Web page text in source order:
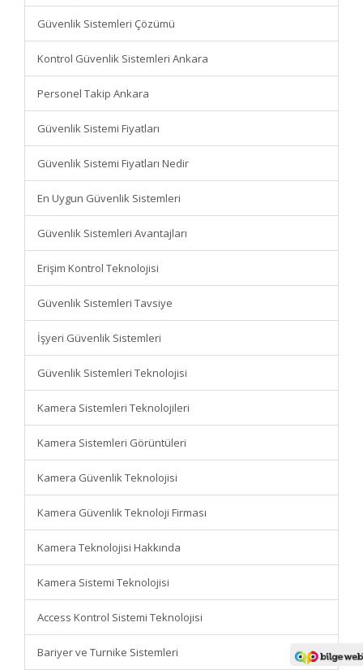
Güvenlik Sistemleri Çözümü
Kontrol Güvenlik Sistemleri Ankara
Personel Takip Ankara
Güvenlik Sistemi Fiyatları
Güvenlik Sistemi Fiyatları Nedir
En Uygun Güvenlik Sistemleri
Güvenlik Sistemleri Avantajları
Erişim Kontrol Teknolojisi
Güvenlik Sistemleri Tavsiye
İşyeri Güvenlik Sistemleri
Güvenlik Sistemleri Teknolojisi
Kamera Sistemleri Teknolojileri
Kamera Sistemleri Görüntüleri
Kamera Güvenlik Teknolojisi
Kamera Güvenlik Teknoloji Firması
Kamera Teknolojisi Hakkında
Kamera Sistemi Teknolojisi
Access Kontrol Sistemi Teknolojisi
Bariyer ve Turnike Sistemleri